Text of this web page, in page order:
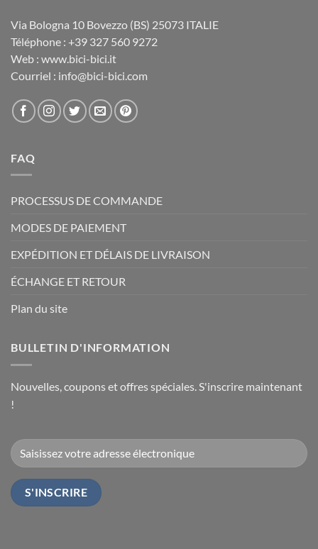
Via Bologna 10 Bovezzo (BS) 25073 ITALIE
Téléphone : +39 327 560 9272
Web : www.bici-bici.it
Courriel : info@bici-bici.com
FAQ
PROCESSUS DE COMMANDE
MODES DE PAIEMENT
EXPÉDITION ET DÉLAIS DE LIVRAISON
ÉCHANGE ET RETOUR
Plan du site
BULLETIN D'INFORMATION
Nouvelles, coupons et offres spéciales. S'inscrire maintenant
!